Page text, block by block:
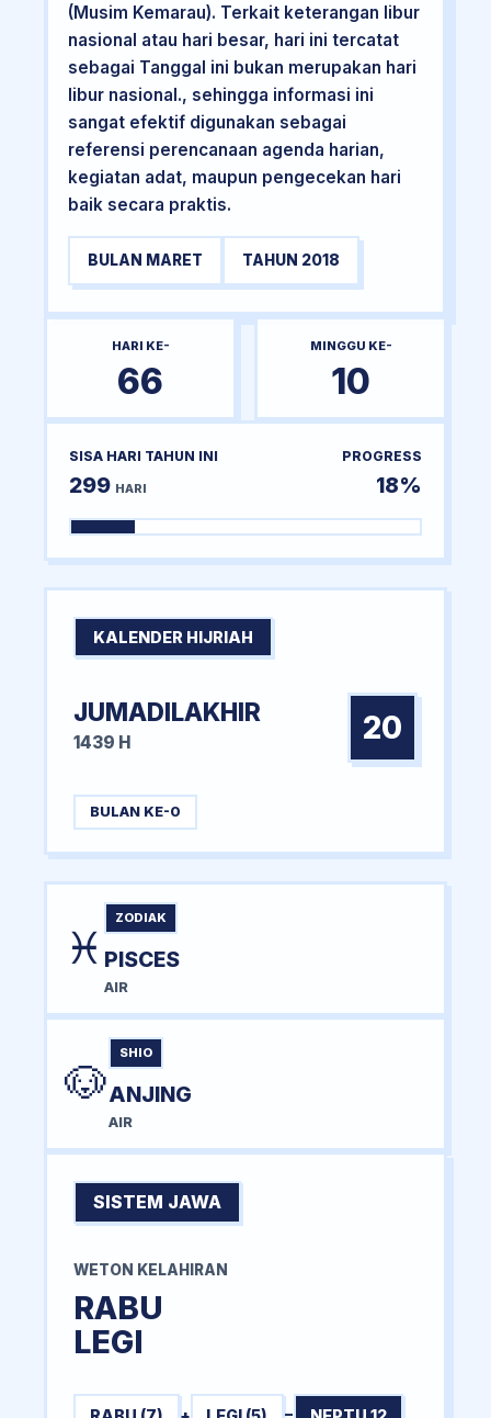
(Musim Kemarau). Terkait keterangan libur
nasional atau hari besar, hari ini tercatat
sebagai Tanggal ini bukan merupakan hari
libur nasional., sehingga informasi ini
sangat efektif digunakan sebagai
referensi perencanaan agenda harian,
kegiatan adat, maupun pengecekan hari
baik secara praktis.
BULAN MARET TAHUN 2018
HARI KE-
66
MINGGU KE-
10
SISA HARI TAHUN INI
299 HARI
PROGRESS
18%
KALENDER HIJRIAH
JUMADILAKHIR
1439 H 20
BULAN KE-0
♓
ZODIAK
PISCES
AIR
🐶
SHIO
ANJING
AIR
SISTEM JAWA
WETON KELAHIRAN
RABU
LEGI